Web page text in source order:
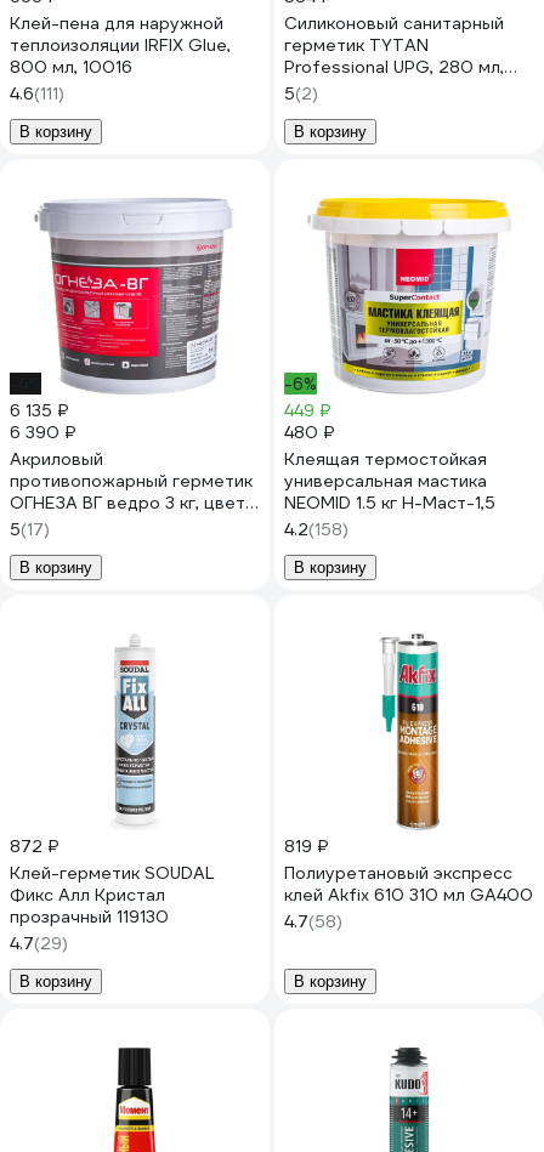
Клей-пена для наружной
теплоизоляции IRFIX Glue,
800 мл, 10016
4.6(111)
В корзину
Силиконовый санитарный
герметик TYTAN
Professional UPG, 280 мл,
прозрачный 229543
5(2)
В корзину
6 135 ₽
6 390 ₽
Акриловый
противопожарный герметик
ОГНЕЗА ВГ ведро 3 кг, цвет
белый 105032
5(17)
В корзину
-6%
449 ₽
480 ₽
Клеящая термостойкая
универсальная мастика
NEOMID 1.5 кг Н-Маст-1,5
4.2(158)
В корзину
872 ₽
Клей-герметик SOUDAL
Фикс Алл Кристал
прозрачный 119130
4.7(29)
В корзину
819 ₽
Полиуретановый экспресс
клей Akfix 610 310 мл GA400
4.7(58)
В корзину